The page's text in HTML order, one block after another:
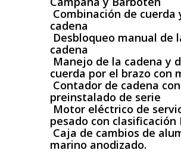
Combinación de cuerda
cadena
Desbloqueo manual de
cadena
Manejo de la cadena y
cuerda por el brazo con
Contador de cadena
preinstalado de serie
Motor eléctrico de
pesado con clasificación
Caja de cambios de
marino anodizado.